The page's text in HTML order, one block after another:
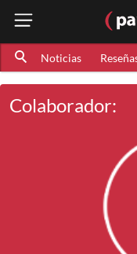
Noticias
Colaborador: